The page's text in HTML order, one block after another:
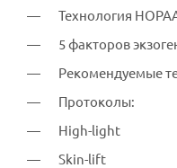
Технология
5 факторов
Рекомендуемые
Протоколы:
High-light
Skin-lift